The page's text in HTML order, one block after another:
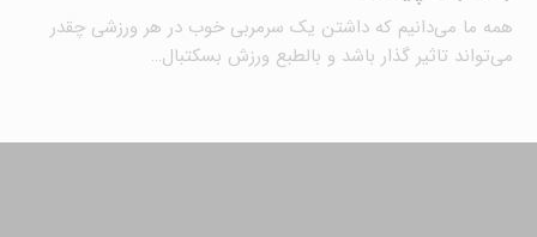
همه ما می‌دانیم که داشتن یک سرمربی خوب در هر ورزشی چقدر
می‌تواند تاثیر گذار باشد و بالطبع ورزش بسکتبال…